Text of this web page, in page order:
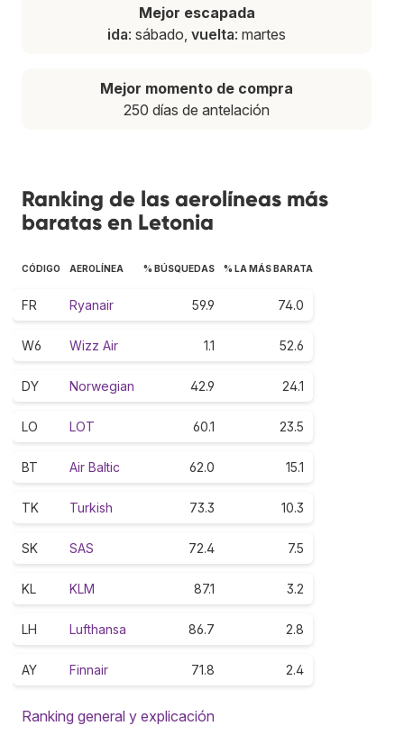
Mejor escapada
ida: sábado, vuelta: martes
Mejor momento de compra
250 días de antelación
Ranking de las aerolíneas más
baratas en Letonia
CÓDIGO AEROLÍNEA % BÚSQUEDAS % LA MÁS BARATA
FR Ryanair 59.9 74.0
W6 Wizz Air 1.1 52.6
DY Norwegian 42.9 24.1
LO LOT 60.1 23.5
BT Air Baltic 62.0 15.1
TK Turkish 73.3 10.3
SK SAS 72.4 7.5
KL KLM 87.1 3.2
LH Lufthansa 86.7 2.8
AY Finnair 71.8 2.4
Ranking general y explicación